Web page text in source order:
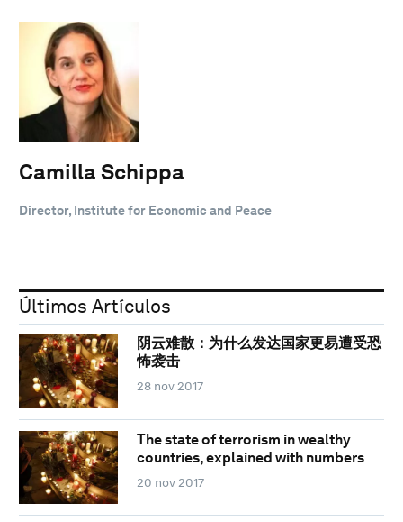
Camilla Schippa
Director, Institute for Economic and Peace
Últimos Artículos
阴云难散：为什么发达国家更易遭受恐
怖袭击
28 nov 2017
The state of terrorism in wealthy
countries, explained with numbers
20 nov 2017